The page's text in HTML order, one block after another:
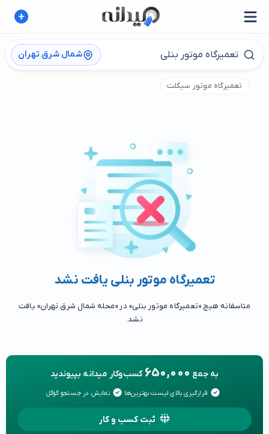
شمال شرق تهران
تعمیرگاه موتور سیکلت
تعمیرگاه موتور بنلی یافت نشد
متاسفانه هیچ «تعمیرگاه موتور بنلی» در «محله شمال شرق تهران» یافت
نشد.
به جمع 650,000 کسب‌وکار میدانه بپیوندید
قرارگیری بالای لیست بهترین‌ها نمایش در جستجو گوگل
ثبت کسب و کار